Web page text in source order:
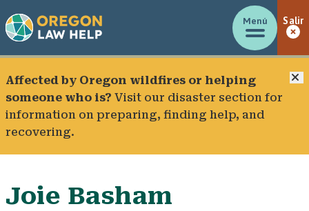
Menú Salir
Affected by Oregon wildfires or helping
someone who is? Visit our disaster section for
information on preparing, finding help, and
recovering.
Joie Basham